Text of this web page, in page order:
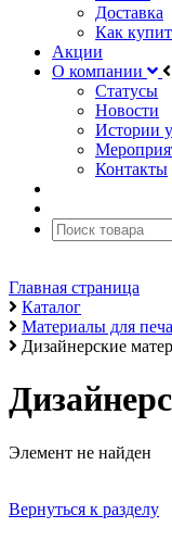
Доставка
Как
Акции
О компании
Статусы
Новости
Истории
Контакты
Главная страница
Каталог
Материалы для
Дизайнерские
Элемент не найден
Вернуться к разделу